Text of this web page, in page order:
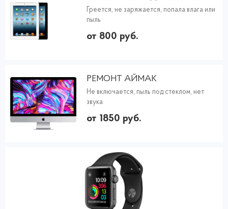
Греется, не заряжается, попала влага или
пыль
от 800 руб.
РЕМОНТ АЙМАК
Не включается, пыль под стеклом, нет
звука
от 1850 руб.